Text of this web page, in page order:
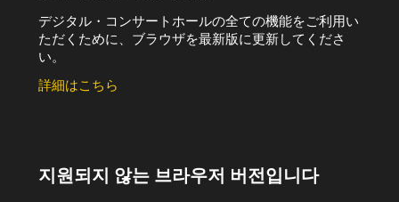
デジタル・コンサートホールの全ての機能をご利用い
ただくために、ブラウザを最新版に更新してくださ
い。
詳細はこちら
지원되지 않는 브라우저 버전입니다